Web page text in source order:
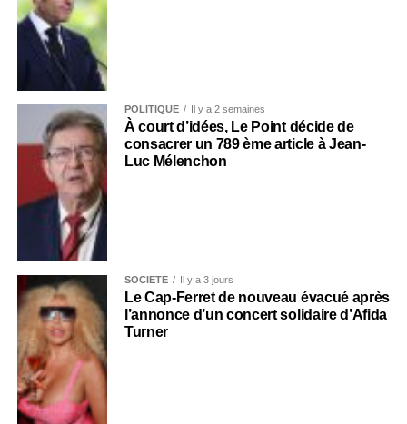
POLITIQUE Il y a 2 semaines
À court d’idées, Le Point décide de
consacrer un 789 ème article à Jean-
Luc Mélenchon
SOCIÉTÉ Il y a 3 jours
Le Cap-Ferret de nouveau évacué après
l’annonce d’un concert solidaire d’Afida
Turner